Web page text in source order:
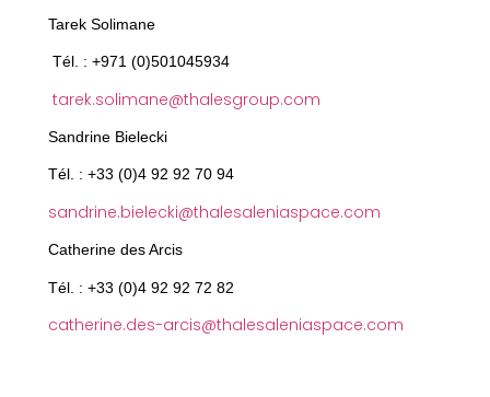
Tarek Solimane
Tél. : +971 (0)501045934
tarek.solimane@thalesgroup.com
Sandrine Bielecki
Tél. : +33 (0)4 92 92 70 94
sandrine.bielecki@thalesaleniaspace.com
Catherine des Arcis
Tél. : +33 (0)4 92 92 72 82
catherine.des-arcis@thalesaleniaspace.com